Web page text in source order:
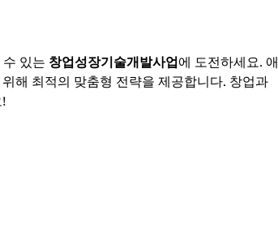
있는 창업성장기술개발사업에 도전하세요. 애
해 최적의 맞춤형 전략을 제공합니다. 창업과